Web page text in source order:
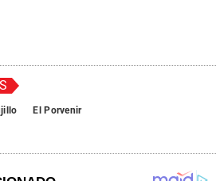
El Porvenir